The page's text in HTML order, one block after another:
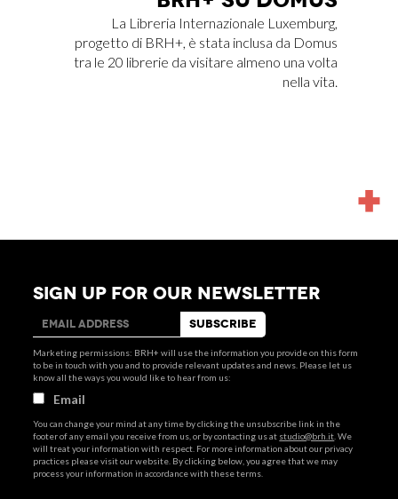
La Libreria Internazionale Luxemburg,
progetto di BRH+, è stata inclusa da Domus
tra le 20 librerie da visitare almeno una volta
nella vita.
SIGN UP FOR OUR NEWSLETTER
Marketing permissions: BRH+ will use the information you provide on this form
to be in touch with you and to provide relevant updates and news. Please let us
know all the ways you would like to hear from us:
Email
You can change your mind at any time by clicking the unsubscribe link in the
footer of any email you receive from us, or by contacting us at studio@brh.it . We
will treat your information with respect. For more information about our privacy
practices please visit our website. By clicking below, you agree that we may
process your information in accordance with these terms.